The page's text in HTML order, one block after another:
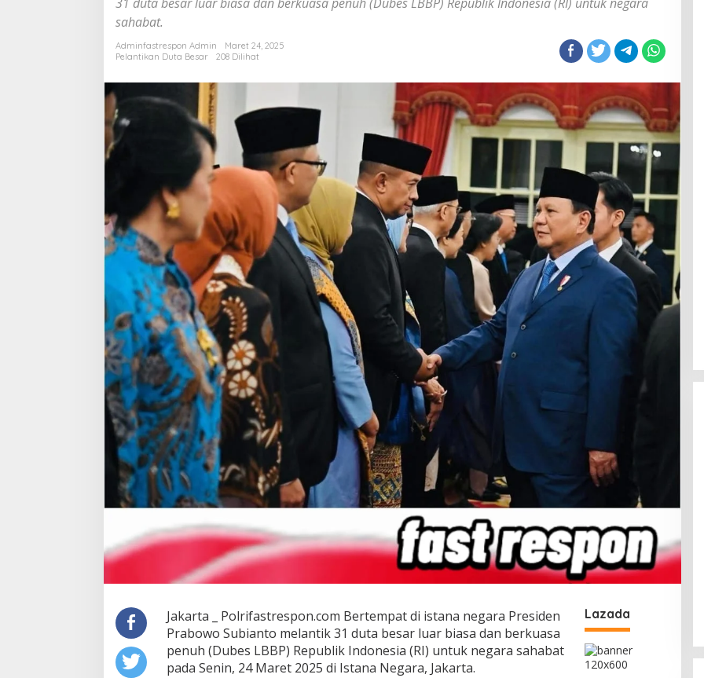
Inilah
sahabat.
Adminfastrespon Admin
Maret 24, 2025
Pelantikan Duta Besar
208 Dilihat
Jakarta _ Polrifastrespon.com Bertempat di istana negara Presiden
Prabowo Subianto melantik 31 duta besar luar biasa dan berkuasa
penuh (Dubes LBBP) Republik Indonesia (RI) untuk negara sahabat
pada Senin, 24 Maret 2025 di Istana Negara, Jakarta.
Lazada